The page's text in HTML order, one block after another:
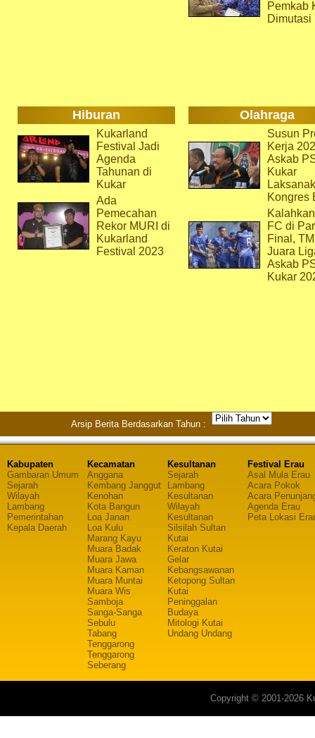
Pemkab
Dimutasi
Hiburan Olahraga
Kukarland
Festival Jadi
Agenda
Tahunan di
Kukar
Ada
Pemecahan
Rekor MURI di
Kukarland
Festival 2023
Susun
Kerja
Askab
Kukar
Kongres
FC di
Final,
Juara
Askab
Kukar
Arsip Berita Berdasarkan Tahun :
Kabupaten
Gambaran Umum
Sejarah
Wilayah
Lambang
Pemerintahan
Kepala Daerah
Kecamatan
Anggana
Kembang Janggut
Kenohan
Kota Bangun
Loa Janan
Loa Kulu
Marang Kayu
Muara Badak
Muara Jawa
Muara Kaman
Muara Muntai
Muara Wis
Samboja
Sanga-Sanga
Sebulu
Tabang
Tenggarong
Tenggarong
Seberang
Kesultanan
Sejarah
Lambang
Kesultanan
Wilayah
Kesultanan
Silsilah Sultan
Kutai
Keraton Kutai
Gelar
Kebangsawanan
Ketopong Sultan
Kutai
Peninggalan
Budaya
Mitologi Kutai
Undang Undang
Festival Erau
Asal Mula Erau
Acara Pokok
Acara
Agenda Erau
Peta Lokasi
Copyright © 2001-2026